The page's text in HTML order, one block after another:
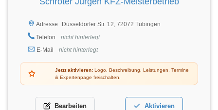
Adresse
Düsseldorfer Str. 12, 72072 Tübingen
Telefon
nicht hinterlegt
E-Mail
nicht hinterlegt
Jetzt aktivieren: Logo, Beschreibung, Leistungen, Termine
& Expertenpage freischalten.
Bearbeiten Aktivieren